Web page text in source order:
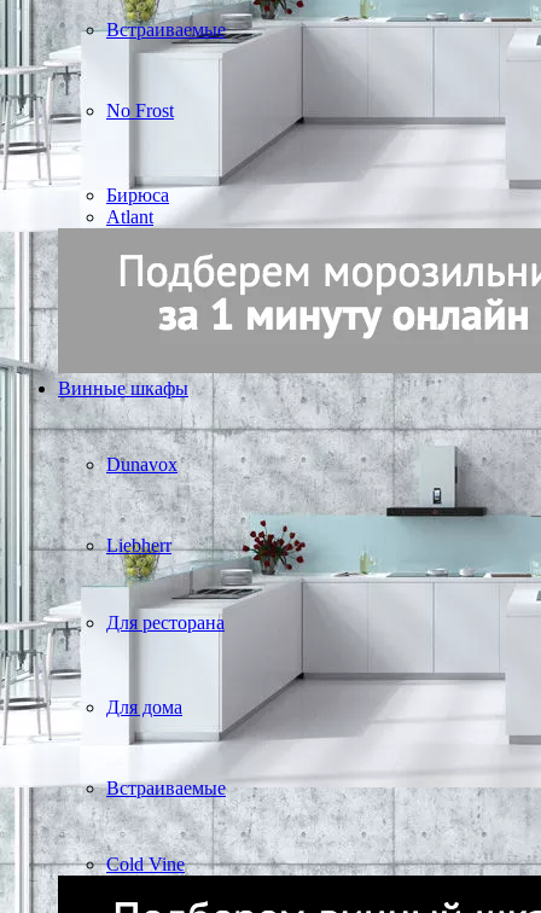
Встраиваемые
No Frost
Бирюса
Atlant
Винные шкафы
Dunavox
Liebherr
Для ресторана
Для дома
Встраиваемые
Cold Vine